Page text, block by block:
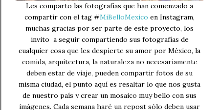
Les comparto las fotografías que han comenzado a
compartir con el tag #MiBelloMexico en Instagram,
muchas gracias por ser parte de este proyecto, los
invito a seguir compartiendo sus fotografías de
cualquier cosa que les despierte su amor por México, la
comida, arquitectura, la naturaleza no necesariamente
deben estar de viaje, pueden compartir fotos de su
misma ciudad, el punto aquí es resaltar lo que nos gusta
de nuestro país y crear un mosaico muy bello con sus
imágenes. Cada semana haré un repost sólo deben usar